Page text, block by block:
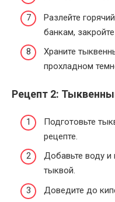
Разлейте
банкам,
Храните
прохладном
Рецепт 2:
Подготовьте
рецепте.
Добавьте воду и
тыквой.
Доведите до